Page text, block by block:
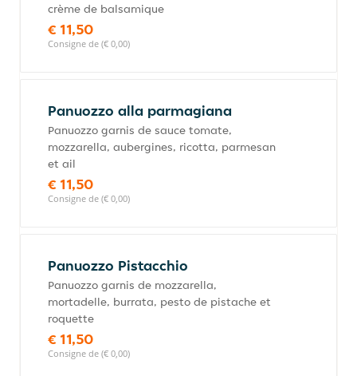
crème de balsamique
€ 11,50
Consigne de (€ 0,00)
Panuozzo alla parmagiana
Panuozzo garnis de sauce tomate,
mozzarella, aubergines, ricotta, parmesan
et ail
€ 11,50
Consigne de (€ 0,00)
Panuozzo Pistacchio
Panuozzo garnis de mozzarella,
mortadelle, burrata, pesto de pistache et
roquette
€ 11,50
Consigne de (€ 0,00)